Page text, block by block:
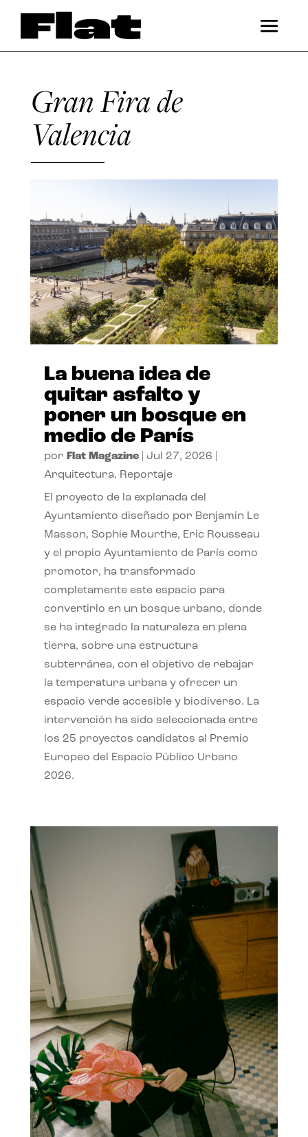
Gran Fira de
Valencia
La buena idea de
quitar asfalto y
poner un bosque en
medio de París
por Flat Magazine| Jul 27, 2026
Arquitectura, Reportaje
El proyecto de la explanada del
Ayuntamiento diseñado por Benjamin Le
Masson, Sophie Mourthe, Eric Rousseau
y el propio Ayuntamiento de París como
promotor, ha transformado
completamente este espacio para
convertirlo en un bosque urbano, donde
se ha integrado la naturaleza en plena
tierra, sobre una estructura
subterránea, con el objetivo de rebajar
la temperatura urbana y ofrecer un
espacio verde accesible y biodiverso. La
intervención ha sido seleccionada entre
los 25 proyectos candidatos al Premio
Europeo del Espacio Público Urbano
2026.